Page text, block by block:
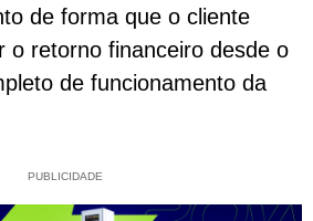
de forma que o cliente
o retorno financeiro desde o
de funcionamento da
PUBLICIDADE